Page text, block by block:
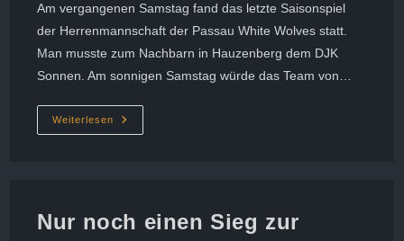
Am vergangenen Samstag fand das letzte Saisonspiel
der Herrenmannschaft der Passau White Wolves statt.
Man musste zum Nachbarn in Hauzenberg dem DJK
Sonnen. Am sonnigen Samstag würde das Team von…
Weiterlesen
Herrenmannschaft
Der
Zweiten
Mal
Nur noch einen Sieg zur